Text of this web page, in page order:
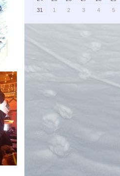
31
1 2 3 4 5